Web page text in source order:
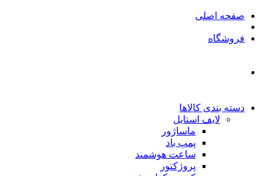
صفحه اصلی
فروشگاه
دسته بندی کالاها
لایف استایل
ماساژور
پمپ باد
ساعت هوشمند
پروژکتور